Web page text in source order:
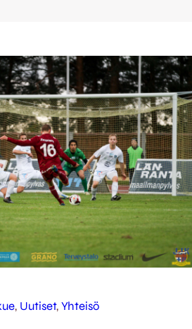
, Uutiset, Yhteisö